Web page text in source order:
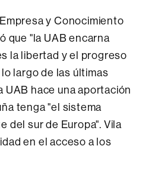
y Conocimiento
que "la UAB encarna
la libertad y el progreso
largo de las últimas
UAB hace una aportación
tenga "el sistema
del sur de Europa". Vila
en el acceso a los